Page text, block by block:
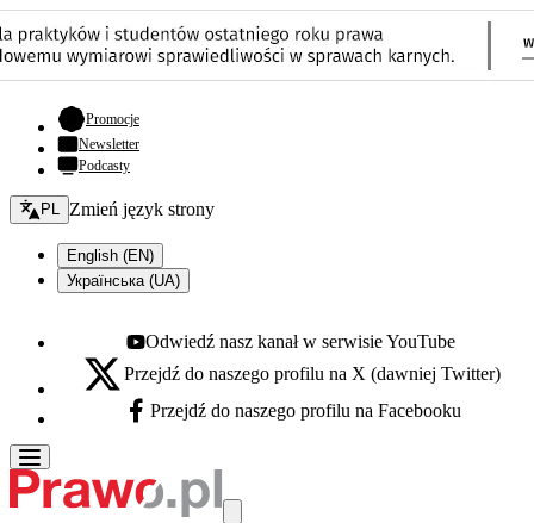
Promocje- otwiera się w nowej karcie
Newsletter
Podcasty
Zmień język - bieżący:
PL Zmień język strony
English (EN)
Українська (UA)
Youtube - otwiera się w nowej karcie
Odwiedź nasz kanał w serwisie YouTube
X - otwiera się w nowej karcie
Przejdź do naszego profilu na X (dawniej Twitter)
Facebook - otwiera się w nowej karcie
Przejdź do naszego profilu na Facebooku